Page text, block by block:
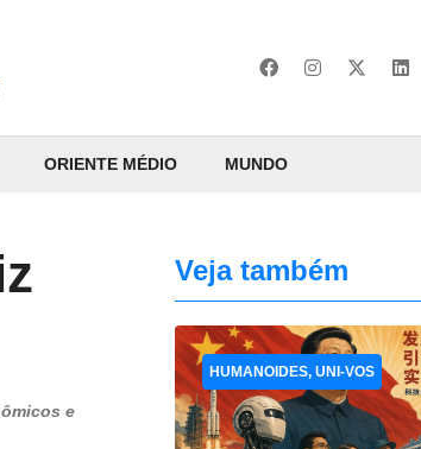
ORIENTE MÉDIO MUNDO
e
Veja também
HUMANOIDES, UNI-VOS